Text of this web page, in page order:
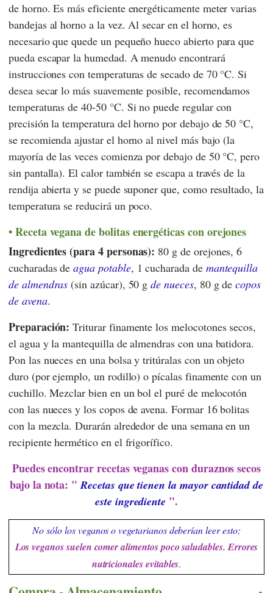
de horno. Es más eficiente energéticamente meter varias
bandejas al horno a la vez. Al secar en el horno, es
necesario que quede un pequeño hueco abierto para que
pueda escapar la humedad. A menudo encontrará
instrucciones con temperaturas de secado de 70 °C. Si
desea secar lo más suavemente posible, recomendamos
temperaturas de 40-50 °C. Si no puede regular con
precisión la temperatura del horno por debajo de 50 °C,
se recomienda ajustar el horno al nivel más bajo (la
mayoría de las veces comienza por debajo de 50 °C, pero
sin pantalla). El calor también se escapa a través de la
rendija abierta y se puede suponer que, como resultado, la
temperatura se reducirá un poco.
Receta vegana de bolitas energéticas con orejones
Ingredientes (para 4 personas): 80 g de orejones, 6
cucharadas deagua potable, 1 cucharada de mantequilla
de almendras (sin azúcar), 50 gde nueces, 80 g decopos
de avena.
Preparación: Triturar finamente los melocotones secos,
el agua y la mantequilla de almendras con una batidora.
Pon las nueces en una bolsa y tritúralas con un objeto
duro (por ejemplo, un rodillo) o pícalas finamente con un
cuchillo. Mezclar bien en un bol el puré de melocotón
con las nueces y los copos de avena. Formar 16 bolitas
con la mezcla. Durarán alrededor de una semana en un
recipiente hermético en el frigorífico.
Puedes encontrar recetas veganas con duraznos secos
bajo la nota: "Recetas que tienen la mayor cantidad de
este ingrediente ".
No sólo los veganos o vegetarianos deberían leer esto:
Los veganos suelen comer alimentos poco saludables. Errores
nutricionales evitables.